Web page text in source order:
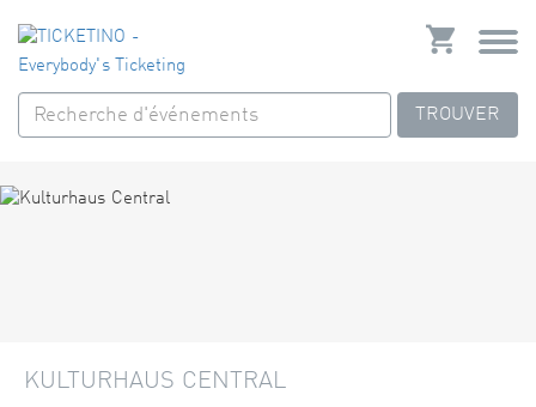
TROUVER
KULTURHAUS CENTRAL